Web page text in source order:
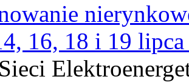
16, 18 i 19